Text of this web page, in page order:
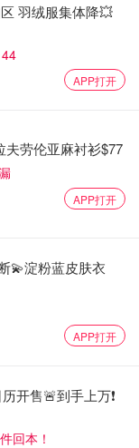
羽绒服集体降💥
APP打开
劳伦亚麻衬衫$77
APP打开
💫淀粉蓝皮肤衣
APP打开
开售🚨到手上万❗️
回本！